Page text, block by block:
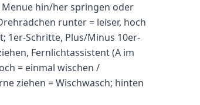
Menue hin/her springen oder
runter = leiser, hoch
1er-Schritte, Plus/Minus 10er-
Fernlichtassistent (A im
= einmal wischen /
ziehen = Wischwasch; hinten